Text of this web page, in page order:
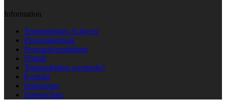
Information
Temporärbüro Schweiz
Personalanfrage
Personalvermittlung
Notfall
Temporärbüro wechseln?
Kontakt
Impressum
Datenschutz